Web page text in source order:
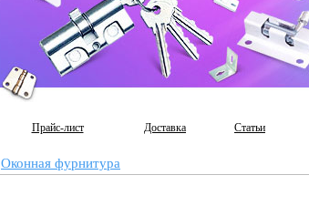
Прайс-лист Доставка Статьи
Оконная фурнитура